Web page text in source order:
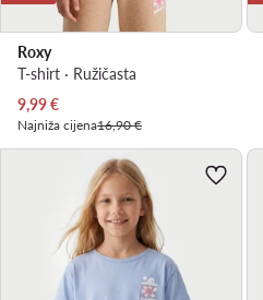
Roxy
T-shirt · Ružičasta
Trenutna cijena
9,99€
Najniža cijena16,90 €